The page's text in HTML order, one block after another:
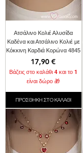
Ατσάλινο Κολιέ Αλυσίδα
Καδένα και Ατσάλινο Κολιέ με
Κόκκινη Καρδιά Κορώνα 4845
Τιμή
17,90 €
Βάζεις στο καλάθι 4 και το 1
είναι δώρο 🎁
ΠΡΟΣΘΗΚΗ ΣΤΟ ΚΑΛΑΘΙ